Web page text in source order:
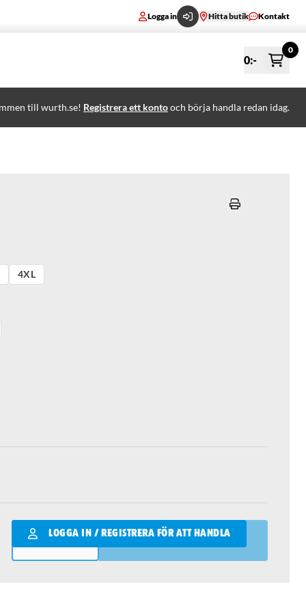
Logga in Hitta butik Kontakt
0:-
0
till wurth.se! Registrera ett kontooch börja handla redan idag.
4XL
LOGGA IN / REGISTRERA FÖR ATT HANDLA
Qantity
LÄGG I VARUKORGEN